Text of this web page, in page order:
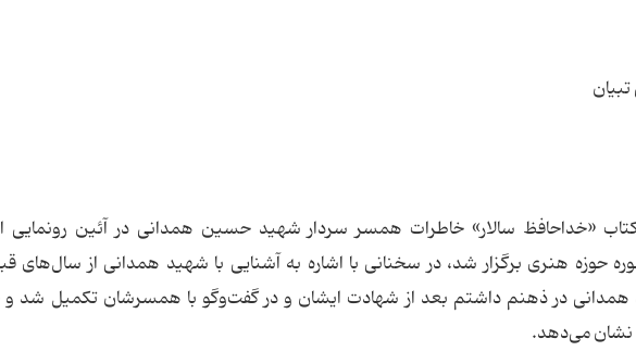
«خداحافظ سالار» خاطرات همسر سردار شهید حسین همدانی در آئین رونمایی
حوزه هنری برگزار شد، در سخنانی با اشاره به آشنایی با شهید همدانی از سال‌های
در ذهنم داشتم بعد از شهادت ایشان و در گفت‌وگو با همسرشان تکمیل شد و
نشان می‌دهد.